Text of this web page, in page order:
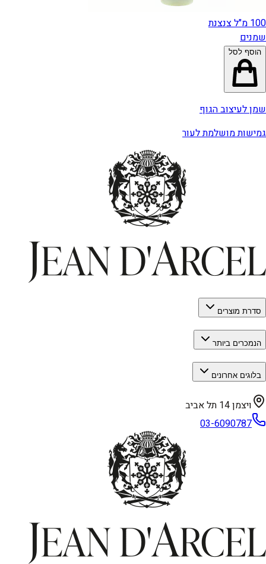
100 מ"ל צנצנת
שמנים
הוסף לסל
שמן לעיצוב הגוף
גמישות מושלמת לעור
סדרת מוצרים
הנמכרים ביותר
בלוגים אחרונים
ויצמן 14 תל אביב
03-6090787